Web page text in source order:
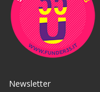
Newsletter